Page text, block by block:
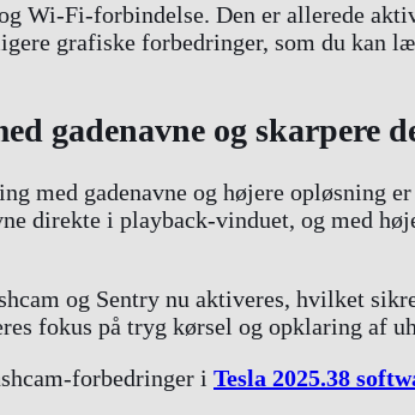
Wi-Fi-forbindelse. Den er allerede
grafiske forbedringer, som du kan
gadenavne og skarpere
med gadenavne og højere opløsning
direkte i playback-vinduet, og med
og Sentry nu aktiveres, hvilket
fokus på tryg kørsel og opklaring af
forbedringer i Tesla 2025.38